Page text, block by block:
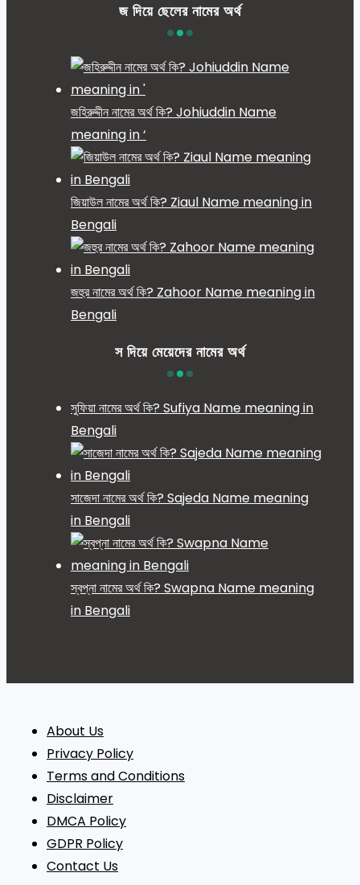
জ দিয়ে ছেলের নামের অর্থ
জহিরুদ্দীন নামের অর্থ কি? Johiuddin Name
meaning in ‘
জিয়াউল নামের অর্থ কি? Ziaul Name meaning in
Bengali
জহুর নামের অর্থ কি? Zahoor Name meaning in
Bengali
স দিয়ে মেয়েদের নামের অর্থ
সুফিয়া নামের অর্থ কি? Sufiya Name meaning in
Bengali
সাজেদা নামের অর্থ কি? Sajeda Name meaning
in Bengali
স্বপ্না নামের অর্থ কি? Swapna Name meaning
in Bengali
About Us
Privacy Policy
Terms and Conditions
Disclaimer
DMCA Policy
GDPR Policy
Contact Us